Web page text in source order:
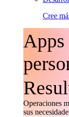
Cree
Apps
Operaciones
sus